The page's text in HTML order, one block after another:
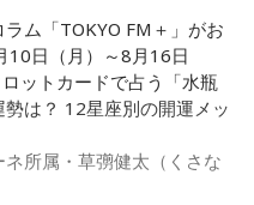
が、1年間使わなかった・
るかもしれないじゃない
年、それを持ち続けると
人なんていらっしゃらな
ね」
？」
ム「TOKYO FM＋」がお
10日（月）～8月16日
ットカードで占う「水瓶
は？ 12星座別の開運メッ
ネ所属・草彅健太（くさな